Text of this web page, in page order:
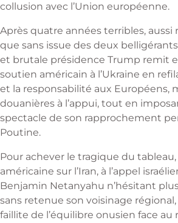
collusion avec l’Union européenne.
Après quatre années terribles, aussi
que sans issue des deux
et brutale présidence Trump remit
soutien américain à l’Ukraine en
et la responsabilité aux Européens,
douanières à l’appui, tout en
spectacle de son rapprochement
Poutine.
Pour achever le tragique du tableau,
américaine sur l’Iran, à l’appel
Benjamin Netanyahu n’hésitant
sans retenue son voisinage
faillite de l’équilibre onusien face au